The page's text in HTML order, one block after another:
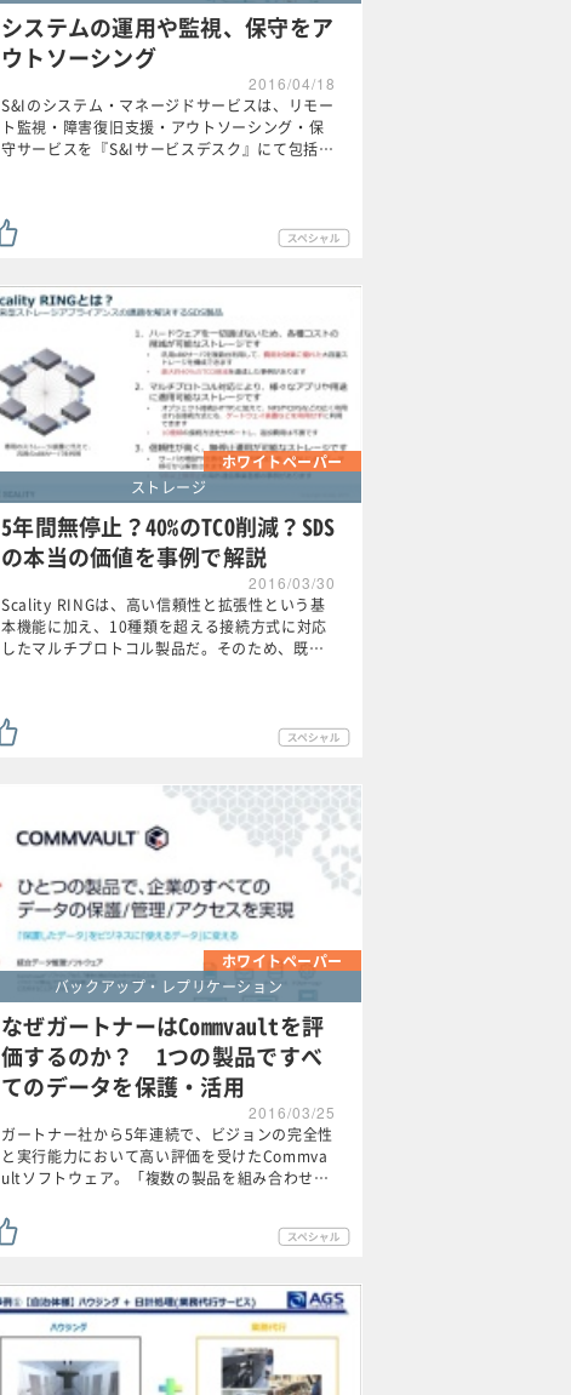
システムの運用や監視、保守をア
ウトソーシング
2016/04/18
S&Iのシステム・マネージドサービスは、リモー
ト監視・障害復旧支援・アウトソーシング・保
守サービスを『S&Iサービスデスク』にて包括…
ホワイトペーパー
ストレージ
5年間無停止？40%のTCO削減？SDS
の本当の価値を事例で解説
2016/03/30
Scality RINGは、高い信頼性と拡張性という基
本機能に加え、10種類を超える接続方式に対応
したマルチプロトコル製品だ。そのため、既…
ホワイトペーパー
バックアップ・レプリケーション
なぜガートナーはCommvaultを評
価するのか？ 1つの製品ですべ
てのデータを保護・活用
2016/03/25
ガートナー社から5年連続で、ビジョンの完全性
と実行能力において高い評価を受けたCommva
ultソフトウェア。「複数の製品を組み合わせ…